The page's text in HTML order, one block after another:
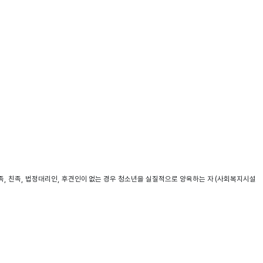
족, 법정대리인, 후견인이 없는 경우 청소년을 실질적으로 양육하는 자 (사회복지시설